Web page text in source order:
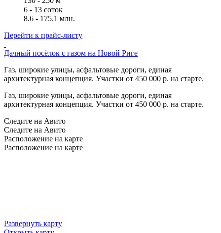
6 - 13 соток
8.6 - 175.1 млн.
Перейти к прайс-листу
Дачный посёлок с газом на Новой Риге
Газ, широкие улицы, асфальтовые дороги, единая
архитектурная концепция. Участки от 450 000 р. на старте.
Газ, широкие улицы, асфальтовые дороги, единая
архитектурная концепция. Участки от 450 000 р. на старте.
Следите на Авито
Следите на Авито
Расположение на карте
Расположение на карте
Развернуть карту